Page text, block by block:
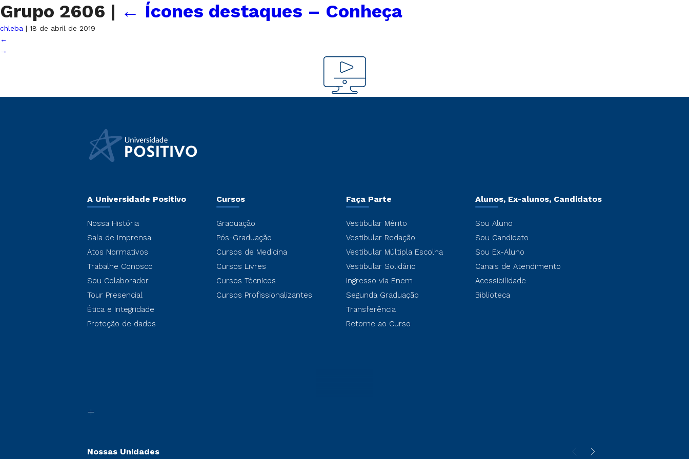
Grupo 2606 | ← Ícones destaques – Conheça
chleba | 18 de abril de 2019
←
→
A Universidade Positivo
Nossa História
Sala de Imprensa
Atos Normativos
Trabalhe Conosco
Sou Colaborador
Tour Presencial
Ética e Integridade
Proteção de dados
Cursos
Graduação
Pós-Graduação
Cursos de Medicina
Cursos Livres
Cursos Técnicos
Cursos Profissionalizantes
Faça Parte
Vestibular Mérito
Vestibular Redação
Vestibular Múltipla Escolha
Vestibular Solidário
Ingresso via Enem
Segunda Graduação
Transferência
Retorne ao Curso
Alunos, Ex-alunos, Candidatos
Sou Aluno
Sou Candidato
Sou Ex-Aluno
Canais de Atendimento
Acessibilidade
Biblioteca
Nossas Unidades